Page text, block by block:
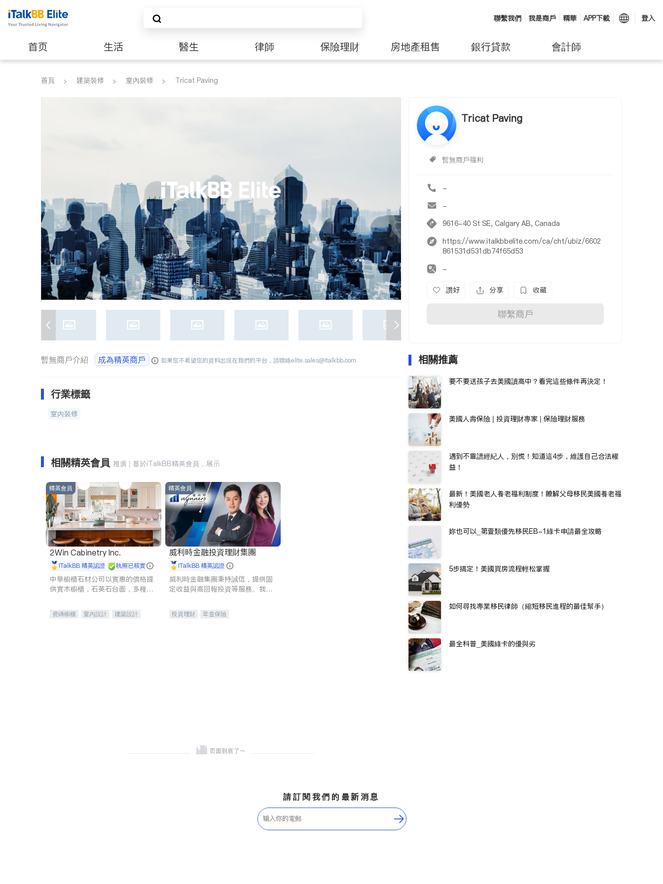
聯繫我們 我是商戶 精華 APP下載 登入
首页 生活 醫生 律師 保險理財 房地產租售 銀行貸款 會計師
建築裝修
首頁 建築裝修 室內裝修 Tricat Paving
Tricat Paving
暫無商戶福利
-
-
9616-40 St SE, Calgary AB, Canada
https://www.italkbbelite.com/ca/cht/ubiz/6602
861531d531db74f65d53
-
讚好 分享 收藏
聯繫商戶
暫無商戶介紹 成為精英商戶 如果您不希望您的資料出現在我們的平台，請聯絡elite.sales@italkbb.com
行業標籤
室內裝修
相關精英會員 推廣 | 基於iTalkBB精英會員，展示
精英會員
2Win Cabinetry Inc.
iTalkBB 精英認證 執照已核實
中華櫥櫃石材公司以實惠的價格提
供實木櫥櫃，石英石台面，多種優
機。品質廚房，家的選擇。
瓷磚櫥櫃 室內設計
建築設計
精英會員
威利時金融投資理財集團
iTalkBB 精英認證
威利時金融集團秉持誠信，提供固
定收益與高回報投資等服務。我們
元化組合，助力客户實現目標
投資理財
年金保險
相關推薦
要不要送孩子去美國讀高中？看完這些條件再決定！
美國人壽保險 | 投資理財專家 | 保險理財服務
遇到不靠譜經紀人，別慌！知道這4步，維護自己合法權
益！
最新！美國老人養老福利制度！瞭解父母移民美國養老福
利優勢
妳也可以_第壹類優先移民EB-1綠卡申請最全攻略
5步搞定！美國買房流程輕松掌握
如何尋找專業移民律師（縮短移民進程的最佳幫手）
最全科普_美國綠卡的優與劣
請訂閱我們的最新消息